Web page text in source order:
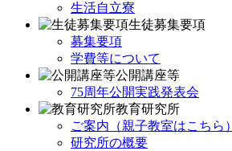
生活自立寮
生徒募集要項
募集要項
学費等について
公開講座等
75周年公開実践発表会
教育研究所
ご案内（親子教室はこちら）
研究所の概要